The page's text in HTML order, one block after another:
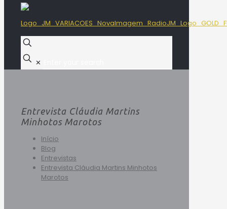
✕
Entrevista Cláudia Martins
Minhotos Marotos
Início
Blog
Entrevistas
Entrevista Cláudia Martins Minhotos
Marotos